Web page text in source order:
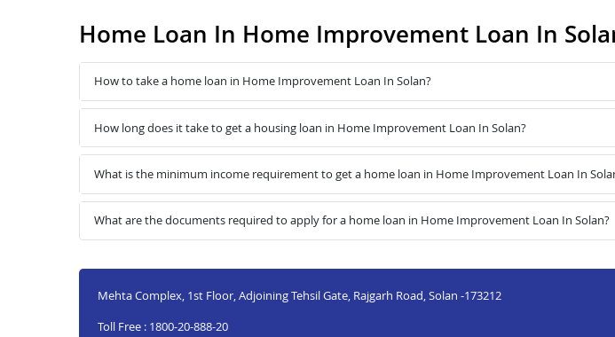
Home Loan In Home Improvement Loan In
How to take a home loan in Home Improvement Loan In Solan?
How long does it take to get a housing loan in Home Improvement Loan In Solan?
What is the minimum income requirement to get a home loan in Home Improvement Loan In
What are the documents required to apply for a home loan in Home Improvement Loan In Solan?
Mehta Complex, 1st Floor, Adjoining Tehsil Gate, Rajgarh Road, Solan -173212
Toll Free : 1800-20-888-20